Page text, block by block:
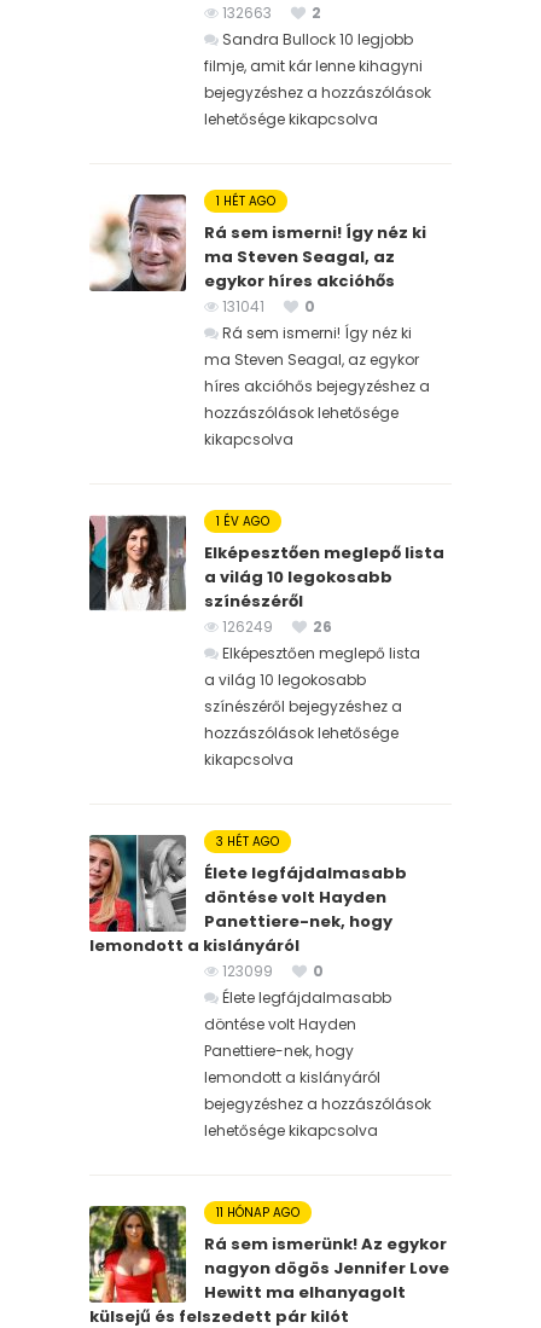
132663
2
Sandra Bullock 10 legjobb
filmje, amit kár lenne kihagyni
bejegyzéshez a hozzászólások
lehetősége kikapcsolva
1 HÉT AGO
Rá sem ismerni! Így néz ki
ma Steven Seagal, az
egykor híres akcióhős
131041
0
Rá sem ismerni! Így néz ki
ma Steven Seagal, az egykor
híres akcióhős bejegyzéshez a
hozzászólások lehetősége
kikapcsolva
1 ÉV AGO
Elképesztően meglepő lista
a világ 10 legokosabb
színészéről
126249
26
Elképesztően meglepő lista
a világ 10 legokosabb
színészéről bejegyzéshez a
hozzászólások lehetősége
kikapcsolva
3 HÉT AGO
Élete legfájdalmasabb
döntése volt Hayden
Panettiere-nek, hogy
lemondott a kislányáról
123099
0
Élete legfájdalmasabb
döntése volt Hayden
Panettiere-nek, hogy
lemondott a kislányáról
bejegyzéshez a hozzászólások
lehetősége kikapcsolva
11 HÓNAP AGO
Rá sem ismerünk! Az egykor
nagyon dögös Jennifer Love
Hewitt ma elhanyagolt
külsejű és felszedett pár kilót